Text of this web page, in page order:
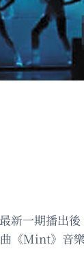
新一期播出
《Mint》音